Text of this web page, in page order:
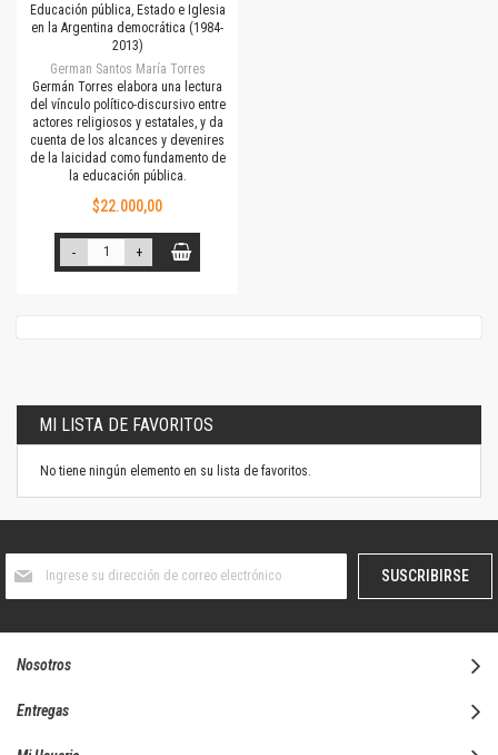
Educación pública, Estado e Iglesia
en la Argentina democrática (1984-
2013)
German Santos María Torres
Germán Torres elabora una lectura
del vínculo político-discursivo entre
actores religiosos y estatales, y da
cuenta de los alcances y devenires
de la laicidad como fundamento de
la educación pública.
$22.000,00
- +
MI LISTA DE FAVORITOS
No tiene ningún elemento en su lista de favoritos.
boletín
SUSCRIBIRSE
Nosotros
Entregas